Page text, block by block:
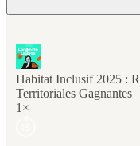
Habitat Inclusif 2025 :
Territoriales Gagnantes
1×